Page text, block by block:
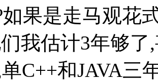
果是走马观花
我估计3年够
C++和JAVA三